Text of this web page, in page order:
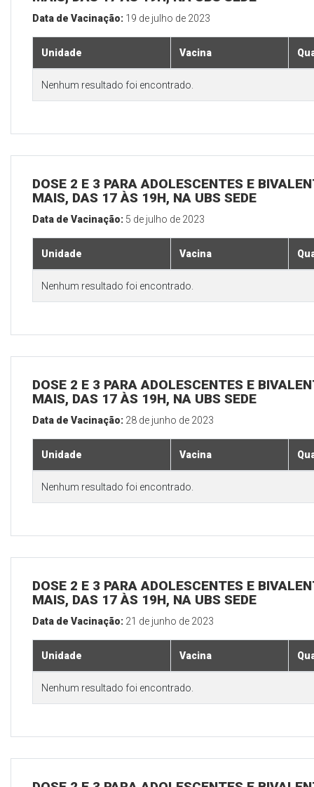
Data de Vacinação: 19 de julho de 2023
Unidade Vacina
Nenhum resultado foi encontrado.
DOSE 2 E 3 PARA ADOLESCENTES E
MAIS, DAS 17 ÀS 19H, NA UBS SEDE
Data de Vacinação: 5 de julho de 2023
Unidade Vacina
Nenhum resultado foi encontrado.
DOSE 2 E 3 PARA ADOLESCENTES E
MAIS, DAS 17 ÀS 19H, NA UBS SEDE
Data de Vacinação: 28 de junho de 2023
Unidade Vacina
Nenhum resultado foi encontrado.
DOSE 2 E 3 PARA ADOLESCENTES E
MAIS, DAS 17 ÀS 19H, NA UBS SEDE
Data de Vacinação: 21 de junho de 2023
Unidade Vacina
Nenhum resultado foi encontrado.